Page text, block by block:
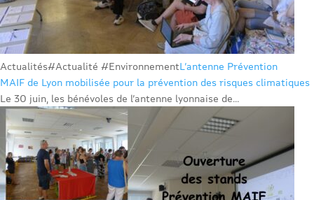
Actualités#Actualité #EnvironnementL’antenne Prévention
MAIF de Lyon mobilisée pour la prévention des risques climatiques
Le 30 juin, les bénévoles de l’antenne lyonnaise de...